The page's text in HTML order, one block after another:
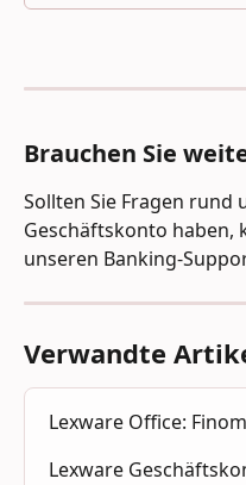
Brauchen Sie
Sollten Sie Fragen rund
Geschäftskonto haben,
unseren Banking-
Verwandte
Lexware Office:
Lexware